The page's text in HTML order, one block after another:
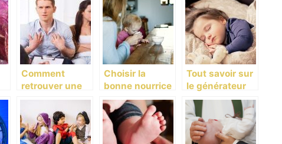
nt et au
développement
de vos enfants
l’on est maman
?
Comment
retrouver une
vie normale
après l’arrivée
d’un bébé?
Choisir la
bonne nourrice
pour ses
enfants!
Tout savoir sur
le générateur
de bruit blanc